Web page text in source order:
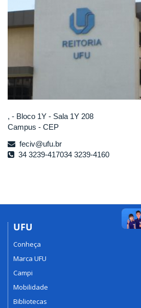
, - Bloco 1Y - Sala 1Y 208
Campus - CEP
feciv@ufu.br
34 3239-417034 3239-4160
UFU
Conheça
Marca UFU
Campi
Mobilidade
Bibliotecas